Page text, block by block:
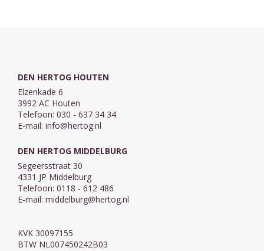
DEN HERTOG HOUTEN
Elzenkade 6
3992 AC Houten
Telefoon: 030 - 637 34 34
E-mail: info@hertog.nl
DEN HERTOG MIDDELBURG
Segeersstraat 30
4331 JP Middelburg
Telefoon: 0118 - 612 486
E-mail: middelburg@hertog.nl
KVK 30097155
BTW NL007450242B03